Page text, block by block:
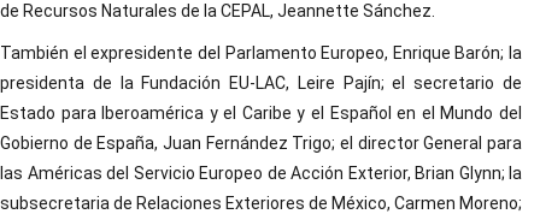
de Recursos Naturales de la CEPAL, Jeannette Sánchez.
También el expresidente del Parlamento Europeo, Enrique Barón; la
presidenta de la Fundación EU-LAC, Leire Pajín; el secretario de
Estado para Iberoamérica y el Caribe y el Español en el Mundo del
Gobierno de España, Juan Fernández Trigo; el director General para
las Américas del Servicio Europeo de Acción Exterior, Brian Glynn; la
subsecretaria de Relaciones Exteriores de México, Carmen Moreno;